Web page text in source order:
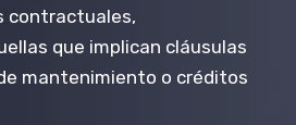
contractuales,
que implican cláusulas
mantenimiento o créditos